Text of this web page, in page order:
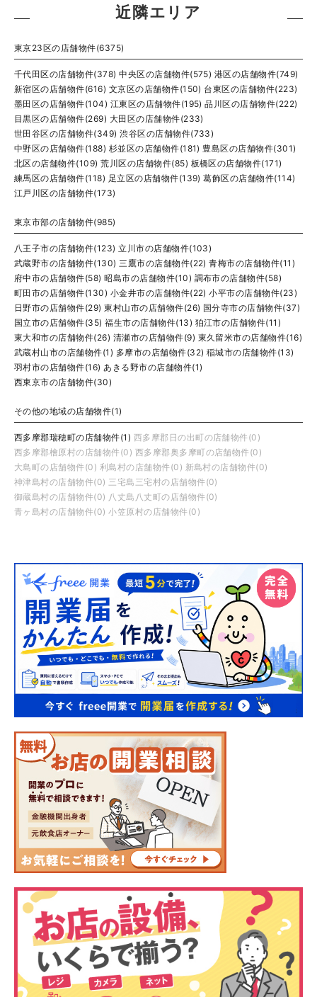
近隣エリア
東京23区の店舗物件(6375)
千代田区の店舗物件(378) 中央区の店舗物件(575) 港区の店舗物件(749)
新宿区の店舗物件(616) 文京区の店舗物件(150) 台東区の店舗物件(223)
墨田区の店舗物件(104) 江東区の店舗物件(195) 品川区の店舗物件(222)
目黒区の店舗物件(269) 大田区の店舗物件(233)
世田谷区の店舗物件(349) 渋谷区の店舗物件(733)
中野区の店舗物件(188) 杉並区の店舗物件(181) 豊島区の店舗物件(301)
北区の店舗物件(109) 荒川区の店舗物件(85) 板橋区の店舗物件(171)
練馬区の店舗物件(118) 足立区の店舗物件(139) 葛飾区の店舗物件(114)
江戸川区の店舗物件(173)
東京市部の店舗物件(985)
八王子市の店舗物件(123) 立川市の店舗物件(103)
武蔵野市の店舗物件(130) 三鷹市の店舗物件(22) 青梅市の店舗物件(11)
府中市の店舗物件(58) 昭島市の店舗物件(10) 調布市の店舗物件(58)
町田市の店舗物件(130) 小金井市の店舗物件(22) 小平市の店舗物件(23)
日野市の店舗物件(29) 東村山市の店舗物件(26) 国分寺市の店舗物件(37)
国立市の店舗物件(35) 福生市の店舗物件(13) 狛江市の店舗物件(11)
東大和市の店舗物件(26) 清瀬市の店舗物件(9) 東久留米市の店舗物件(16)
武蔵村山市の店舗物件(1) 多摩市の店舗物件(32) 稲城市の店舗物件(13)
羽村市の店舗物件(16) あきる野市の店舗物件(1)
西東京市の店舗物件(30)
その他の地域の店舗物件(1)
西多摩郡瑞穂町の店舗物件(1) 西多摩郡日の出町の店舗物件(0)
西多摩郡檜原村の店舗物件(0) 西多摩郡奥多摩町の店舗物件(0)
大島町の店舗物件(0) 利島村の店舗物件(0) 新島村の店舗物件(0)
神津島村の店舗物件(0) 三宅島三宅村の店舗物件(0)
御蔵島村の店舗物件(0) 八丈島八丈町の店舗物件(0)
青ヶ島村の店舗物件(0) 小笠原村の店舗物件(0)